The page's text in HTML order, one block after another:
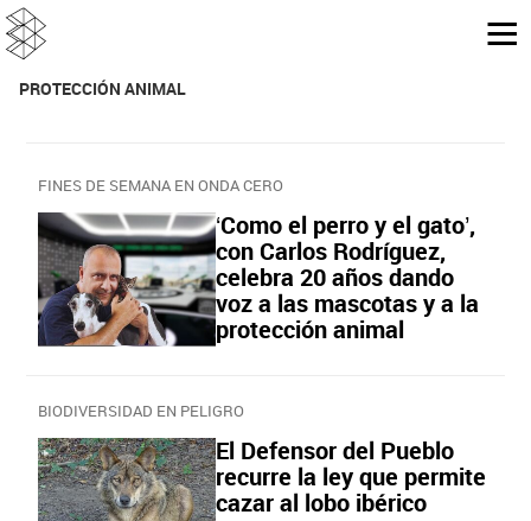
PROTECCIÓN ANIMAL
FINES DE SEMANA EN ONDA CERO
‘Como el perro y el gato’,
con Carlos Rodríguez,
celebra 20 años dando
voz a las mascotas y a la
protección animal
BIODIVERSIDAD EN PELIGRO
El Defensor del Pueblo
recurre la ley que permite
cazar al lobo ibérico